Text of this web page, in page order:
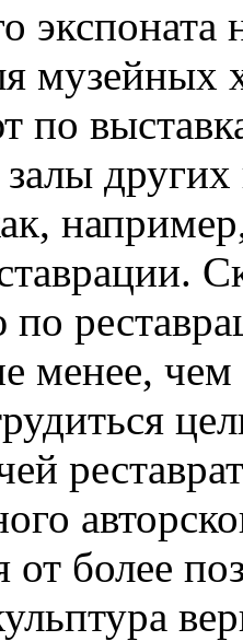
музейных
по
по
менее,
от более